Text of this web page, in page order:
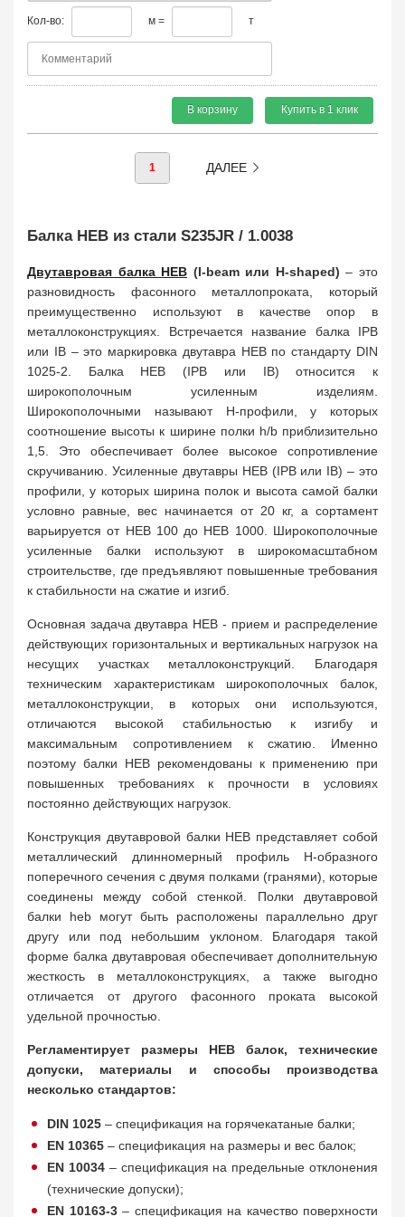
Кол-во: м = т
В корзину Купить в 1 клик
1 ДАЛЕЕ
Балка HEB из стали S235JR / 1.0038
Двутавровая балка HEB (I-beam или H-shaped) – это
разновидность фасонного металлопроката, который
преимущественно используют в качестве опор в
металлоконструкциях. Встречается название балка IPB
или IB – это маркировка двутавра HEB по стандарту DIN
1025-2. Балка HEB (IPB или IB) относится к
широкополочным усиленным изделиям.
Широкополочными называют Н-профили, у которых
соотношение высоты к ширине полки h/b приблизительно
1,5. Это обеспечивает более высокое сопротивление
скручиванию. Усиленные двутавры HEB (IPB или IB) – это
профили, у которых ширина полок и высота самой балки
условно равные, вес начинается от 20 кг, а сортамент
варьируется от HEB 100 до HEB 1000. Широкополочные
усиленные балки используют в широкомасштабном
строительстве, где предъявляют повышенные требования
к стабильности на сжатие и изгиб.
Основная задача двутавра HEB - прием и распределение
действующих горизонтальных и вертикальных нагрузок на
несущих участках металлоконструкций. Благодаря
техническим характеристикам широкополочных балок,
металлоконструкции, в которых они используются,
отличаются высокой стабильностью к изгибу и
максимальным сопротивлением к сжатию. Именно
поэтому балки HEB рекомендованы к применению при
повышенных требованиях к прочности в условиях
постоянно действующих нагрузок.
Конструкция двутавровой балки HEB представляет собой
металлический длинномерный профиль Н-образного
поперечного сечения с двумя полками (гранями), которые
соединены между собой стенкой. Полки двутавровой
балки heb могут быть расположены параллельно друг
другу или под небольшим уклоном. Благодаря такой
форме балка двутавровая обеспечивает дополнительную
жесткость в металлоконструкциях, а также выгодно
отличается от другого фасонного проката высокой
удельной прочностью.
Регламентирует размеры HEB балок, технические
допуски, материалы и способы производства
несколько стандартов:
DIN 1025 – спецификация на горячекатаные балки;
EN 10365 – спецификация на размеры и вес балок;
EN 10034– спецификация на предельные отклонения
(технические допуски);
EN 10163-3– спецификация на качество поверхности